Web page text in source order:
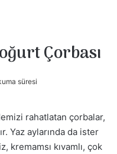
Çorbası
süresi
rahatlatan çorbalar,
Yaz aylarında da ister
kremamsı kıvamlı, çok